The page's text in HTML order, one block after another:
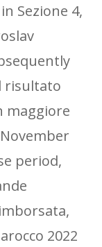
Sezione 4,
risultato
maggiore
period,
2022